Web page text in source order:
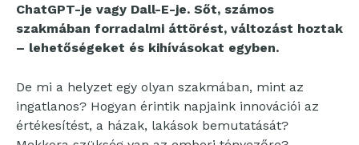
ChatGPT-je vagy Dall-E-je. Sőt, számos
szakmában forradalmi áttörést, változást hoztak
– lehetőségeket és kihívásokat egyben.
De mi a helyzet egy olyan szakmában, mint az
ingatlanos? Hogyan érintik napjaink innovációi az
értékesítést, a házak, lakások bemutatását?